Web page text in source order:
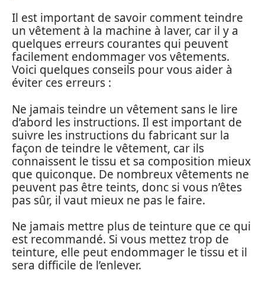
Il est important de savoir comment teindre
un vêtement à la machine à laver, car il y a
quelques erreurs courantes qui peuvent
facilement endommager vos vêtements.
Voici quelques conseils pour vous aider à
éviter ces erreurs :
Ne jamais teindre un vêtement sans le lire
d’abord les instructions. Il est important de
suivre les instructions du fabricant sur la
façon de teindre le vêtement, car ils
connaissent le tissu et sa composition mieux
que quiconque. De nombreux vêtements ne
peuvent pas être teints, donc si vous n’êtes
pas sûr, il vaut mieux ne pas le faire.
Ne jamais mettre plus de teinture que ce qui
est recommandé. Si vous mettez trop de
teinture, elle peut endommager le tissu et il
sera difficile de l’enlever.